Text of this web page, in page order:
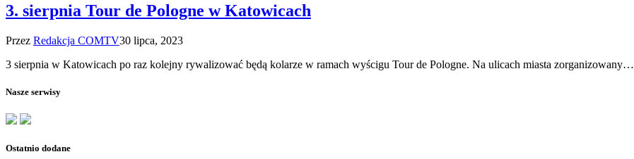
3. sierpnia Tour de Pologne w Katowicach
Przez Redakcja COMTV30 lipca, 2023
3 sierpnia w Katowicach po raz kolejny rywalizować będą kolarze w ramach wyścigu Tour de Pologne. Na ulicach miasta zorganizowany…
Nasze serwisy
Ostatnio dodane